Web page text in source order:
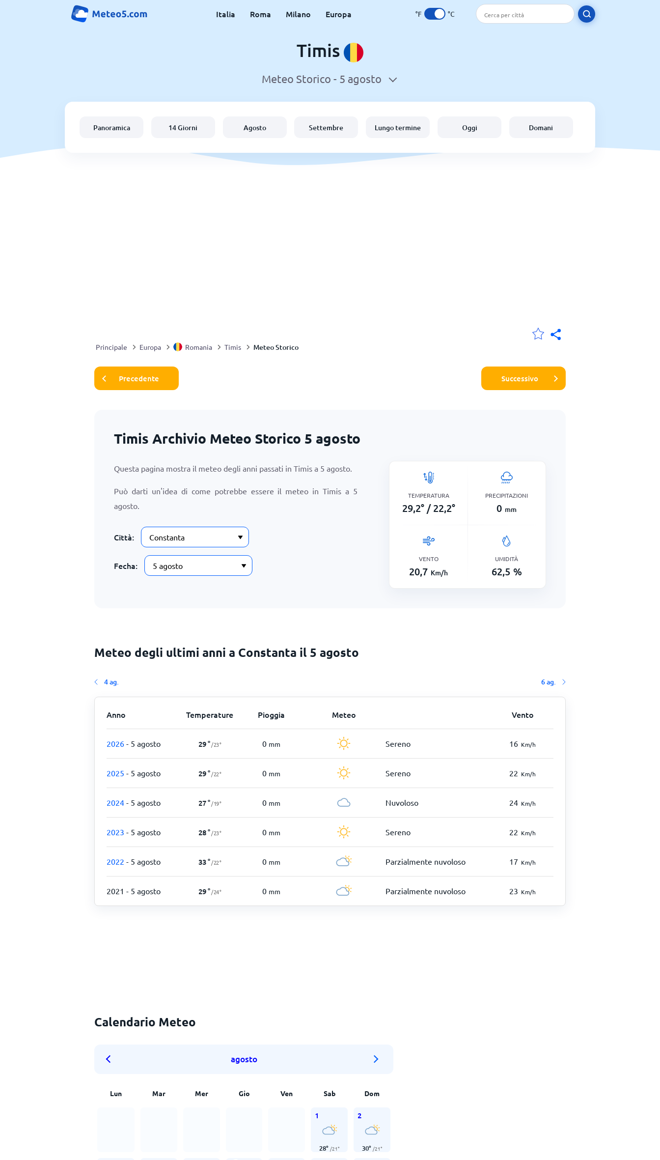
Italia Roma Milano Europa °F °C
Timis
Meteo Storico - 5 agosto
Panoramica 14 Giorni Agosto Settembre Lungo termine Oggi Domani
Principale Europa Romania Timis Meteo Storico
Precedente Successivo
Timis Archivio Meteo Storico 5 agosto
Questa pagina mostra il meteo degli anni passati in Timis a 5 agosto.
Può darti un'idea di come potrebbe essere il meteo in Timis a 5
agosto.
Città:
Fecha:
TEMPERATURA
29,2° / 22,2°
PRECIPITAZIONI
0 mm
VENTO
20,7 Km/h
UMIDITÀ
62,5 %
Meteo degli ultimi anni a Constanta il 5 agosto
4 ag. 6 ag.
Anno Temperature Pioggia Meteo Vento
2026 - 5 agosto 29° /23° 0 mm Sereno 16 Km/h
2025 - 5 agosto 29° /22° 0 mm Sereno 22 Km/h
2024 - 5 agosto 27° /19° 0 mm Nuvoloso 24 Km/h
2023 - 5 agosto 28° /23° 0 mm Sereno 22 Km/h
2022 - 5 agosto 33° /22° 0 mm Parzialmente nuvoloso 17 Km/h
2021 - 5 agosto 29° /24° 0 mm Parzialmente nuvoloso 23 Km/h
Calendario Meteo
agosto
Lun Mar Mer Gio Ven Sab Dom
1
28° /21°
2
30° /21°